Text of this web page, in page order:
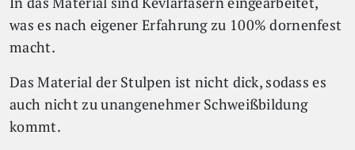
was es nach eigener Erfahrung zu 100% dornenfest
macht.
Das Material der Stulpen ist nicht dick, sodass es
auch nicht zu unangenehmer Schweißbildung
kommt.